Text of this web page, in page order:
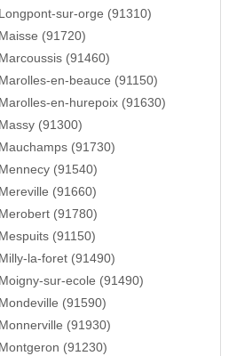
sur-orge (91310)
(91720)
(91460)
en-beauce (91150)
en-hurepoix (91630)
(91300)
(91730)
(91540)
(91660)
(91780)
(91150)
la-foret (91490)
sur-ecole (91490)
(91590)
(91930)
(91230)